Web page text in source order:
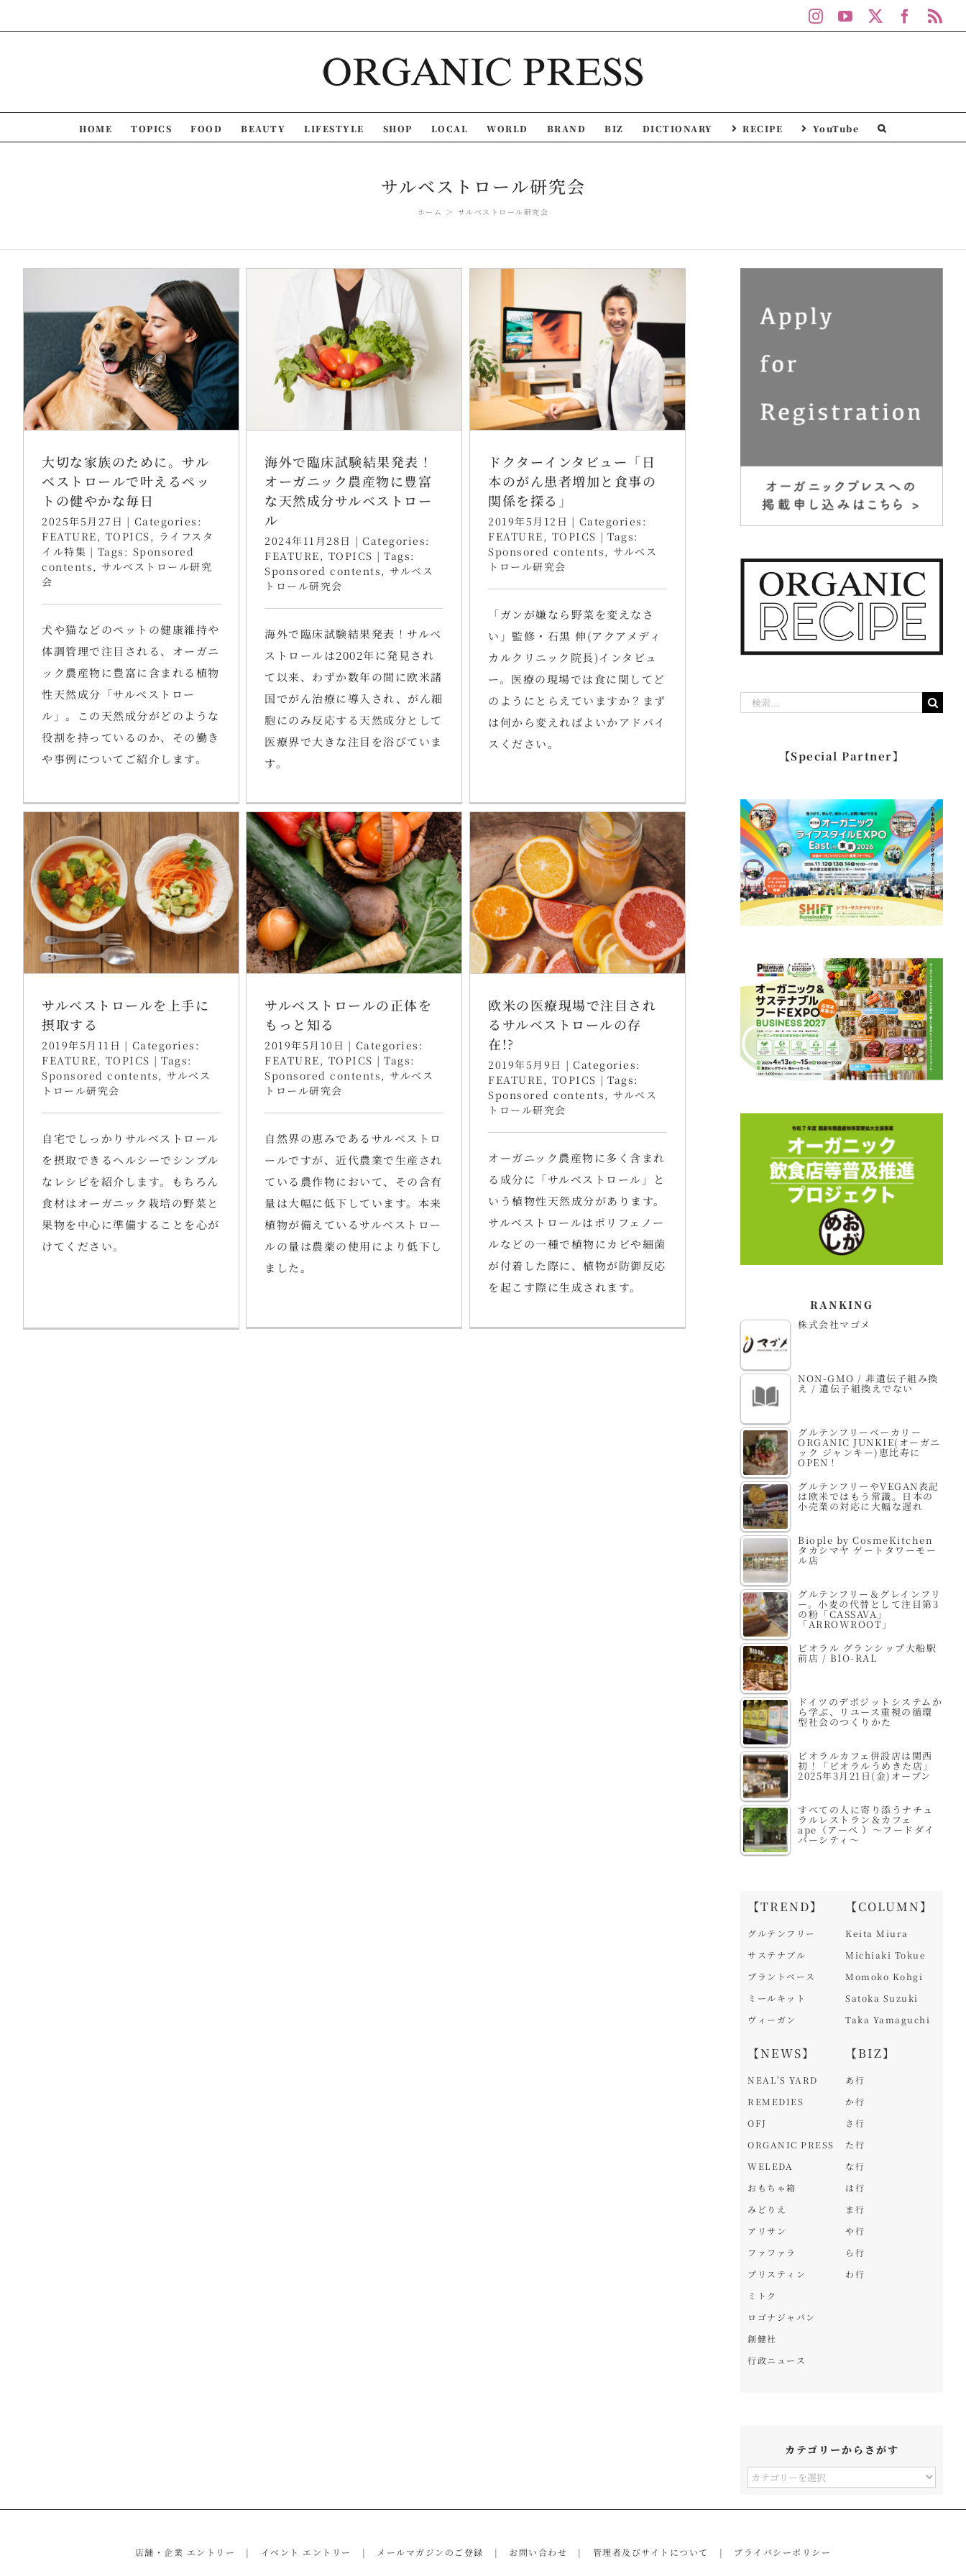
to
InstagramYouTube
HOME TOPICS FOOD BEAUTY LIFESTYLE SHOP LOCAL WORLD BRAND BIZ DICTIONARY RECIPE YouTube
サルベストロール研究会
ホーム サルベストロール研究会
大切な家族のために。サル
ベストロールで叶えるペッ
トの健やかな毎日
2025年5月27日 | Categories:
FEATURE , TOPICS , ライフスタ
イル特集 | Tags: Sponsored
contents , サルベストロール研究
会
犬や猫などのペットの健康維持や
体調管理で注目される、オーガニ
ック農産物に豊富に含まれる植物
性天然成分「サルベストロー
ル」。この天然成分がどのような
役割を持っているのか、その働き
や事例についてご紹介します。
海外で臨床試験結果発表！
オーガニック農産物に豊富
な天然成分サルベストロー
ル
2024年11月28日 | Categories:
FEATURE , TOPICS | Tags:
Sponsored contents , サルベス
トロール研究会
海外で臨床試験結果発表！サルベ
ストロールは2002年に発見され
て以来、わずか数年の間に欧米諸
国でがん治療に導入され、がん細
胞にのみ反応する天然成分として
医療界で大きな注目を浴びていま
す。
ドクターインタビュー「日
本のがん患者増加と食事の
関係を探る」
2019年5月12日 | Categories:
FEATURE , TOPICS | Tags:
Sponsored contents , サルベス
トロール研究会
「ガンが嫌なら野菜を変えなさ
い」監修・石黒 伸(アクアメディ
カルクリニック院長)インタビュ
ー。医療の現場では食に関してど
のようにとらえていますか？まず
は何から変えればよいかアドバイ
スください。
サルベストロールを上手に
摂取する
2019年5月11日 | Categories:
FEATURE , TOPICS | Tags:
Sponsored contents , サルベス
トロール研究会
自宅でしっかりサルベストロール
を摂取できるヘルシーでシンプル
なレシピを紹介します。もちろん
食材はオーガニック栽培の野菜と
果物を中心に準備することを心が
けてください。
サルベストロールの正体を
もっと知る
2019年5月10日 | Categories:
FEATURE , TOPICS | Tags:
Sponsored contents , サルベス
トロール研究会
自然界の恵みであるサルベストロ
ールですが、近代農業で生産され
ている農作物において、その含有
量は大幅に低下しています。本来
植物が備えているサルベストロー
ルの量は農薬の使用により低下し
ました。
欧米の医療現場で注目され
るサルベストロールの存
在!?
2019年5月9日 | Categories:
FEATURE , TOPICS | Tags:
Sponsored contents , サルベス
トロール研究会
オーガニック農産物に多く含まれ
る成分に「サルベストロール」と
いう植物性天然成分があります。
サルベストロールはポリフェノー
ルなどの一種で植物にカビや細菌
が付着した際に、植物が防御反応
を起こす際に生成されます。
【Special Partner】
RANKING
株式会社マゴメ
NON-GMO / 非遺伝子組み換
え / 遺伝子組換えでない
グルテンフリーベーカリー
ORGANIC JUNKIE(オーガニ
ック ジャンキー)恵比寿に
OPEN！
グルテンフリーやVEGAN表記
は欧米ではもう常識。日本の
小売業の対応に大幅な遅れ
Biople by CosmeKitchen
タカシマヤ ゲートタワーモー
ル店
グルテンフリー＆グレインフリ
ー。小麦の代替として注目第3
の粉「CASSAVA」
「ARROWROOT」
ビオラル グランシップ大船駅
前店 / BIO-RAL
ドイツのデポジットシステムか
ら学ぶ、リユース重視の循環
型社会のつくりかた
ビオラルカフェ併設店は関西
初！「ビオラルうめきた店」
2025年3月21日(金)オープン
すべての人に寄り添うナチュ
ラルレストラン＆カフェ
ape（アーペ ）～フードダイ
バーシティ～
【TREND】
グルテンフリー
サステナブル
プラントベース
ミールキット
ヴィーガン
【NEWS】
NEAL'S YARD
REMEDIES
OFJ
ORGANIC PRESS
WELEDA
おもちゃ箱
みどりえ
アリサン
ファファラ
プリスティン
ミトク
ロゴナジャパン
創健社
行政ニュース
【COLUMN】
Keita Miura
Michiaki Tokue
Momoko Kohgi
Satoka Suzuki
Taka Yamaguchi
【BIZ】
あ行
か行
さ行
た行
な行
は行
ま行
や行
ら行
わ行
カテゴリーからさがす
カ
ー
店舗・企業 エントリー イベント エントリー メールマガジンのご登録 お問い合わせ 管理者及びサイトについて プライバシーポリシー